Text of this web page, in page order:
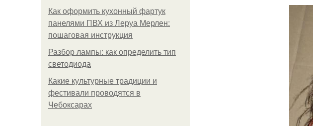
Как оформить кухонный фартук
панелями ПВХ из Леруа Мерлен:
пошаговая инструкция
Разбор лампы: как определить тип
светодиода
Какие культурные традиции и
фестивали проводятся в
Чебоксарах